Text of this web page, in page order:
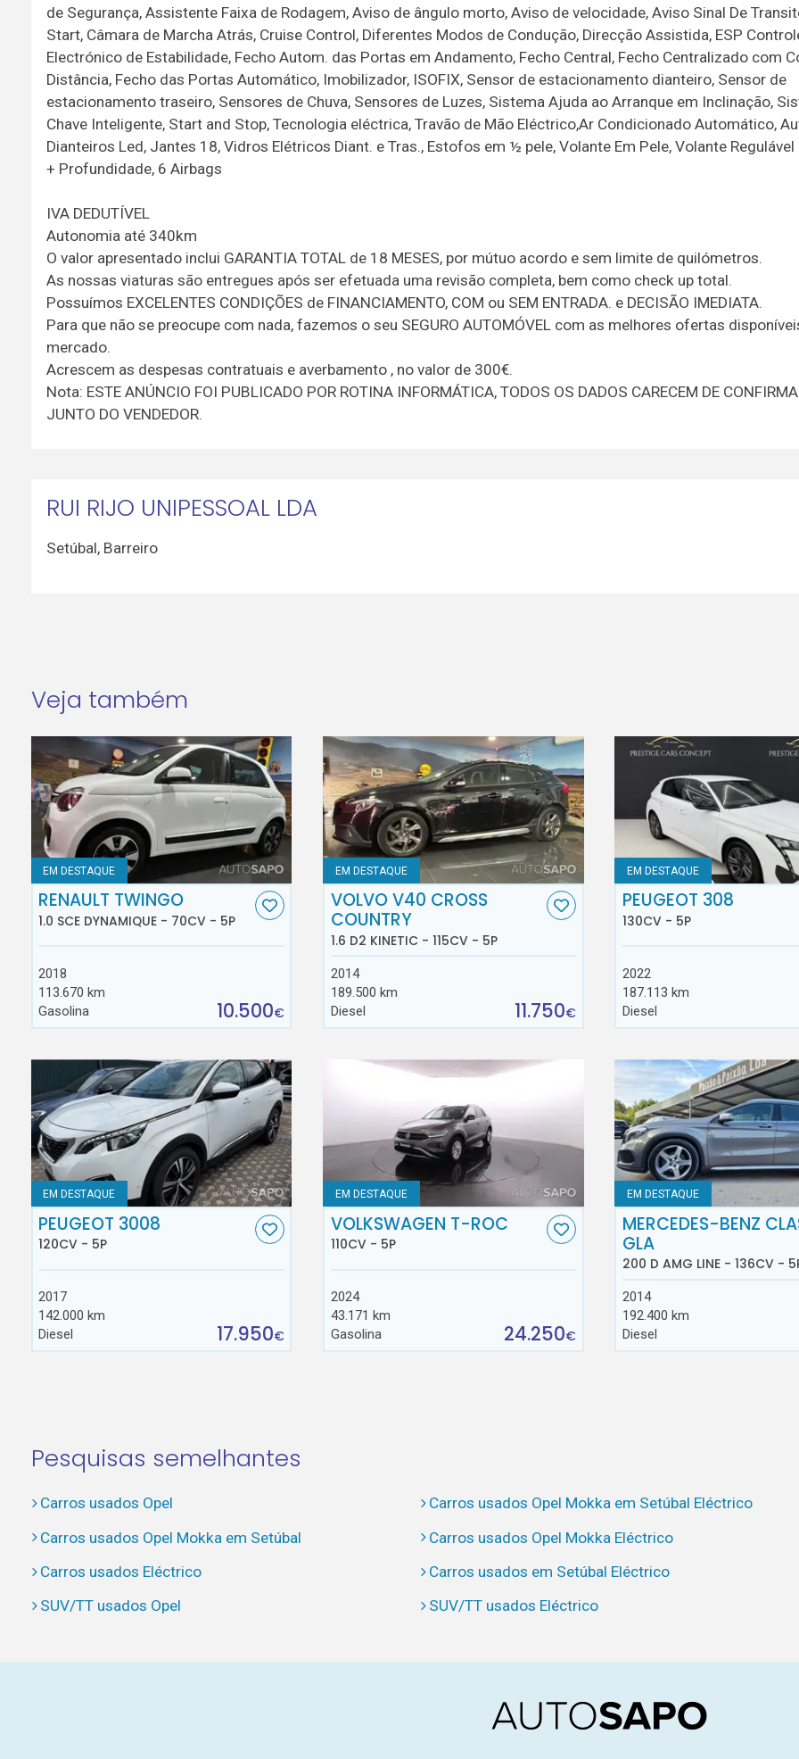
de Segurança, Assistente Faixa de Rodagem, Aviso de ângulo morto, Aviso de velocidade, Aviso Sinal De
Start, Câmara de Marcha Atrás, Cruise Control, Diferentes Modos de Condução, Direcção Assistida, ESP
Electrónico de Estabilidade, Fecho Autom. das Portas em Andamento, Fecho Central, Fecho Centralizado com
Distância, Fecho das Portas Automático, Imobilizador, ISOFIX, Sensor de estacionamento dianteiro, Sensor de
estacionamento traseiro, Sensores de Chuva, Sensores de Luzes, Sistema Ajuda ao Arranque em Inclinação,
Chave Inteligente, Start and Stop, Tecnologia eléctrica, Travão de Mão Eléctrico,Ar Condicionado Automático,
Dianteiros Led, Jantes 18, Vidros Elétricos Diant. e Tras., Estofos em ½ pele, Volante Em Pele, Volante Regulável
+ Profundidade, 6 Airbags
IVA DEDUTÍVEL
Autonomia até 340km
O valor apresentado inclui GARANTIA TOTAL de 18 MESES, por mútuo acordo e sem limite de quilómetros.
As nossas viaturas são entregues após ser efetuada uma revisão completa, bem como check up total.
Possuímos EXCELENTES CONDIÇÕES de FINANCIAMENTO, COM ou SEM ENTRADA. e DECISÃO IMEDIATA.
Para que não se preocupe com nada, fazemos o seu SEGURO AUTOMÓVEL com as melhores ofertas
mercado.
Acrescem as despesas contratuais e averbamento , no valor de 300€.
Nota: ESTE ANÚNCIO FOI PUBLICADO POR ROTINA INFORMÁTICA, TODOS OS DADOS CARECEM DE
JUNTO DO VENDEDOR.
RUI RIJO UNIPESSOAL LDA
Setúbal, Barreiro
Veja também
EM DESTAQUE
RENAULT TWINGO
1.0 SCE DYNAMIQUE - 70CV - 5P
2018
113.670 km
Gasolina
10.500€
EM DESTAQUE
VOLVO V40 CROSS
COUNTRY
1.6 D2 KINETIC - 115CV - 5P
2014
189.500 km
Diesel
11.750€
EM DESTAQUE
PEUGEOT 308
130CV - 5P
2022
187.113 km
Diesel
EM DESTAQUE
PEUGEOT 3008
120CV - 5P
2017
142.000 km
Diesel
17.950€
EM DESTAQUE
VOLKSWAGEN T-ROC
110CV - 5P
2024
43.171 km
Gasolina
24.250€
EM DESTAQUE
MERCEDES-BENZ
GLA
200 D AMG LINE - 136CV -
2014
192.400 km
Diesel
Pesquisas semelhantes
Carros usados Opel Carros usados Opel Mokka em Setúbal Eléctrico
Carros usados Opel Mokka em Setúbal
Carros usados Opel Mokka Eléctrico
Carros usados Eléctrico
Carros usados em Setúbal Eléctrico
SUV/TT usados Opel
SUV/TT usados Eléctrico